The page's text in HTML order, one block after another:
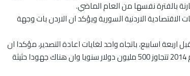
بالفترة نفسها من العام الماضي.
الاردنية السورية ويؤكد ان الاردن بات وجهة
اربعة اسابيع، باتجاه واحد لغايات اعادة التصدير، مؤكدا ان
صادرات الاردن من الخضار والفواكه الى اوروبا كانت قبل عام 2014 تتجاوز 500 مليون دولار سنويا وان هناك جهودا حثيثة